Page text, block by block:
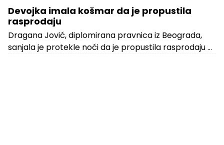
Devojka imala košmar da je propustila
rasprodaju
Dragana Jović, diplomirana pravnica iz Beograda,
sanjala je protekle noći da je propustila rasprodaju u